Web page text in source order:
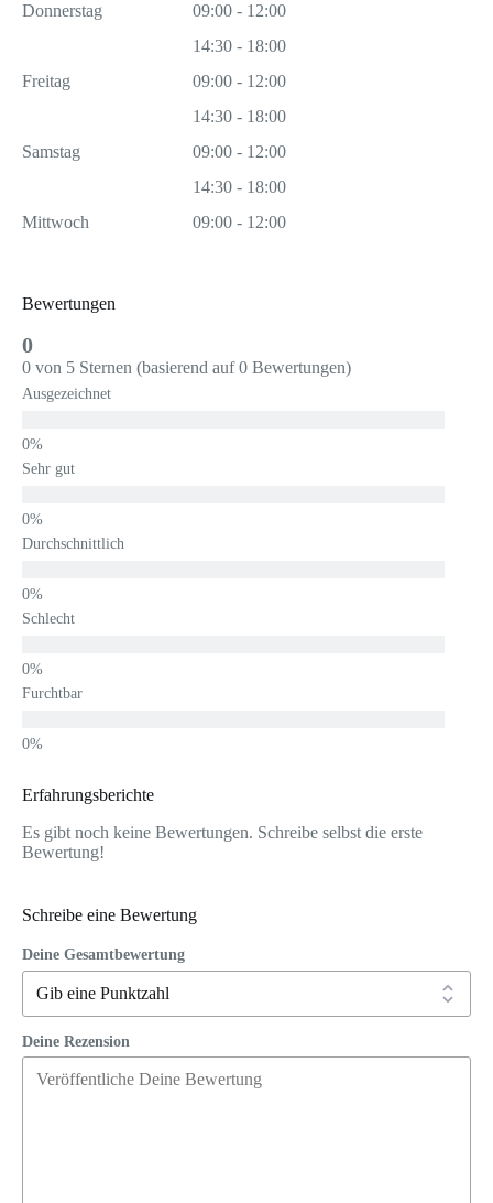
Donnerstag
09:00 - 12:00
14:30 - 18:00
Freitag
09:00 - 12:00
14:30 - 18:00
Samstag
09:00 - 12:00
14:30 - 18:00
Mittwoch
09:00 - 12:00
Bewertungen
0
0 von 5 Sternen (basierend auf 0 Bewertungen)
Ausgezeichnet
Sehr gut
Durchschnittlich
Schlecht
Furchtbar
Erfahrungsberichte
Es gibt noch keine Bewertungen. Schreibe selbst die erste
Bewertung!
Schreibe eine Bewertung
Deine Gesamtbewertung
Deine Rezension